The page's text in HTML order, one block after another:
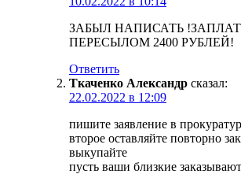
ЗАБЫЛ НАПИСАТЬ
ПЕРЕСЫЛОМ 2400 РУБЛЕЙ!
Ответить
Ткаченко Александр сказал:
22.02.2022 в 12:09
пишите заявление в
второе оставляйте повторно
выкупайте
пусть ваши близкие